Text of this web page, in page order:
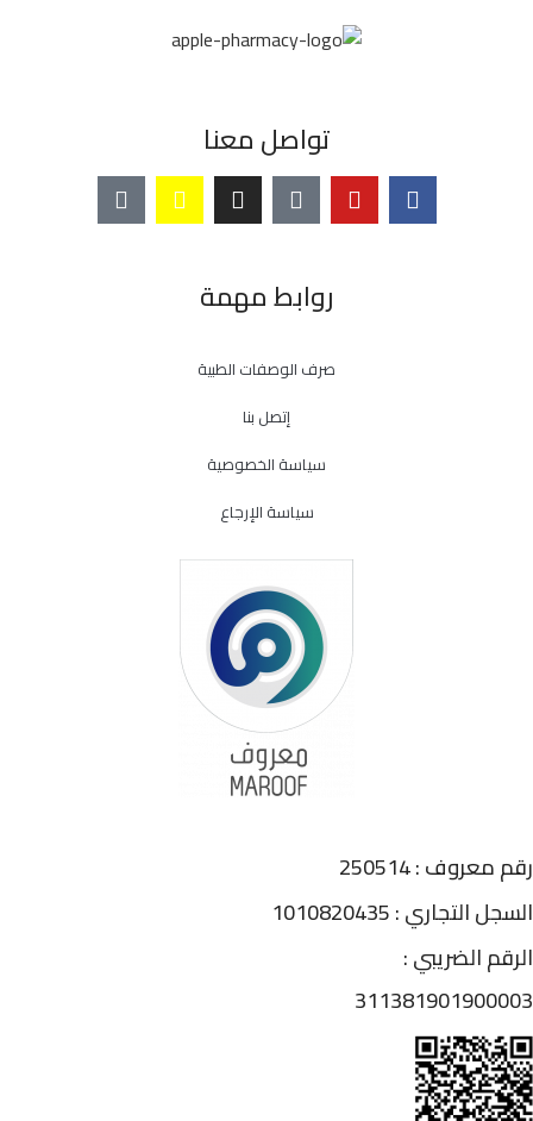
تواصل معنا
روابط مهمة
صرف الوصفات الطبية
إتصل بنا
سياسة الخصوصية
سياسة الإرجاع
رقم معروف : 250514
السجل التجاري : 1010820435
الرقم الضريبي :
311381901900003